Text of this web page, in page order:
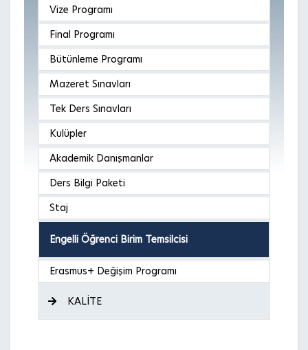
Vize Programı
Final Programı
Bütünleme Programı
Mazeret Sınavları
Tek Ders Sınavları
Kulüpler
Akademik Danışmanlar
Ders Bilgi Paketi
Staj
Engelli Öğrenci Birim Temsilcisi
Erasmus+ Değişim Programı
KALİTE